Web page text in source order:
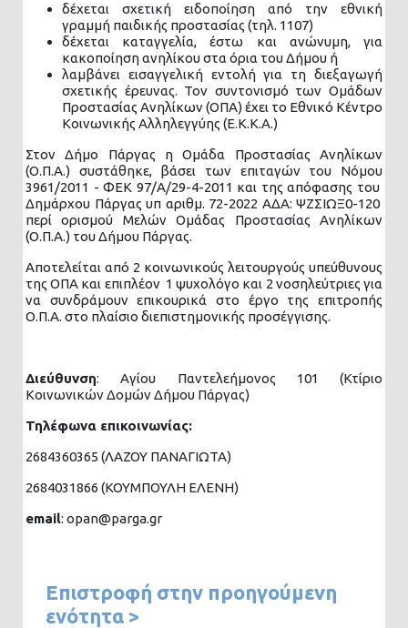
δέχεται σχετική ειδοποίηση από την εθνική
γραμμή παιδικής προστασίας (τηλ. 1107)
δέχεται καταγγελία, έστω και ανώνυμη, για
κακοποίηση ανηλίκου στα όρια του Δήμου ή
λαμβάνει εισαγγελική εντολή για τη διεξαγωγή
σχετικής έρευνας. Τον συντονισμό των Ομάδων
Προστασίας Ανηλίκων (ΟΠΑ) έχει το Εθνικό Κέντρο
Κοινωνικής Αλληλεγγύης (Ε.Κ.Κ.Α.)
Στον Δήμο Πάργας η Ομάδα Προστασίας Ανηλίκων
(Ο.Π.Α.) συστάθηκε, βάσει των επιταγών του Νόμου
3961/2011 - ΦΕΚ 97/Α/29-4-2011 και της απόφασης του
Δημάρχου Πάργας υπ αριθμ. 72-2022 ΑΔΑ: ΨΖΣΙΩΞ0-120
περί ορισμού Μελών Ομάδας Προστασίας Ανηλίκων
(Ο.Π.Α.) του Δήμου Πάργας.
Αποτελείται από 2 κοινωνικούς λειτουργούς υπεύθυνους
της ΟΠΑ και επιπλέον 1 ψυχολόγο και 2 νοσηλεύτριες για
να συνδράμουν επικουρικά στο έργο της επιτροπής
Ο.Π.Α. στο πλαίσιο διεπιστημονικής προσέγγισης.
Διεύθυνση: Αγίου Παντελεήμονος 101 (Κτίριο
Κοινωνικών Δομών Δήμου Πάργας)
Τηλέφωνα επικοινωνίας:
2684360365 (ΛΑΖΟΥ ΠΑΝΑΓΙΩΤΑ)
2684031866 (ΚΟΥΜΠΟΥΛΗ ΕΛΕΝΗ)
email: opan@parga.gr
Επιστροφή στην προηγούμενη
ενότητα >